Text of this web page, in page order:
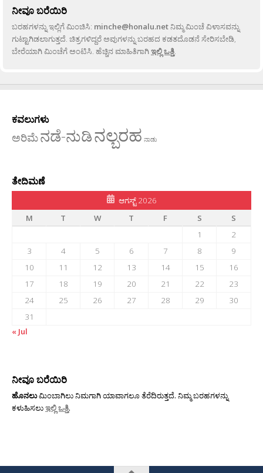
ನೀವೂ ಬರೆಯಿರಿ
ಬರಹಗಳನ್ನು ಇಲ್ಲಿಗೆ ಮಿಂಚಿಸಿ: minche@honalu.netನಿಮ್ಮ ಮಿಂಚೆ ವಿಳಾಸವನ್ನು
ಗುಟ್ಟಾಗಿಡಲಾಗುತ್ತದೆ. ಚಿತ್ರಗಳಿದ್ದರೆ ಅವುಗಳನ್ನು ಬರಹದ ಕಡತದೊಡನೆ ಸೇರಿಸಬೇಡಿ,
ಬೇರೆಯಾಗಿ ಮಿಂಚೆಗೆ ಅಂಟಿಸಿ. ಹೆಚ್ಚಿನ ಮಾಹಿತಿಗಾಗಿಇಲ್ಲಿ ಒತ್ತಿ.
ಕವಲುಗಳು
ಅರಿಮೆನಡೆ-ನುಡಿನಲ್ಬರಹ ನಾಡು
ತೇದಿಮಣೆ
ಆಗಸ್ಟ್ 2026
M
T W T F S
S
1
2
3
4 5 6 7 8
9
10
11 12 13 14 15
16
17
18 19 20 21 22
23
24
25 26 27 28 29
30
31
« Jul
ನೀವೂ ಬರೆಯಿರಿ
ಹೊನಲುಮಿಂಬಾಗಿಲು ನಿಮಗಾಗಿ ಯಾವಾಗಲೂ ತೆರೆದಿರುತ್ತದೆ. ನಿಮ್ಮ ಬರಹಗಳನ್ನು
ಕಳುಹಿಸಲುಇಲ್ಲಿ ಒತ್ತಿ.